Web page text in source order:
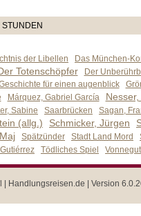
der Libellen Das München-
Totenschöpfer
Der
für einen augenblick
Márquez, Gabriel García
Sabine Saarbrücken
Sagan,
(allg.) Schmicker, Jürgen
Spätzünder Stadt Land Mord
Tödliches Spiel
Handlungsreisen.de | Version